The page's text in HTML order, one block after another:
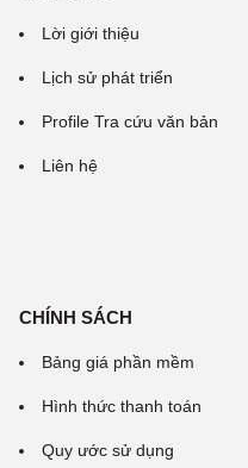
Lời giới thiệu
Lịch sử phát triển
Profile Tra cứu văn bản
Liên hệ
CHÍNH SÁCH
Bảng giá phần mềm
Hình thức thanh toán
Quy ước sử dụng